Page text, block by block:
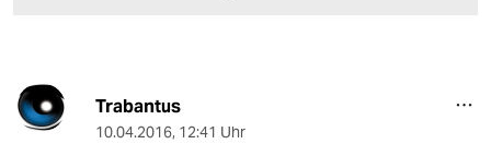
Trabantus
10.04.2016, 12:41 Uhr